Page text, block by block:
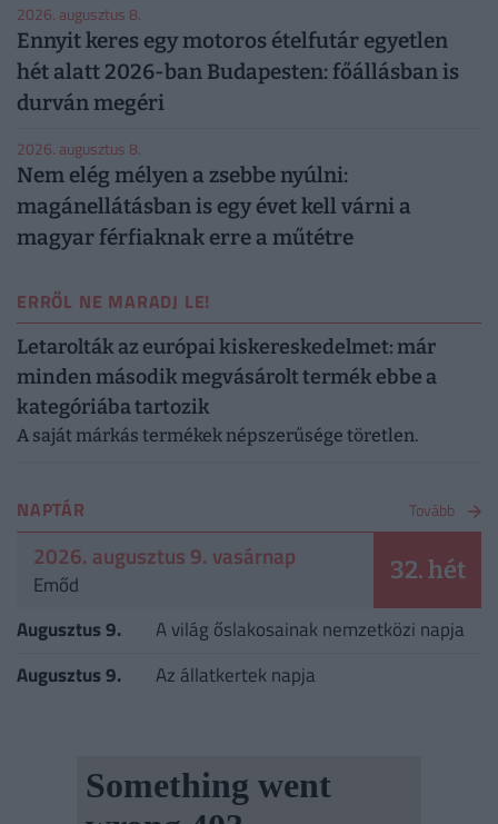
2026. augusztus 8.
Ennyit keres egy motoros ételfutár egyetlen
hét alatt 2026-ban Budapesten: főállásban is
durván megéri
2026. augusztus 8.
Nem elég mélyen a zsebbe nyúlni:
magánellátásban is egy évet kell várni a
magyar férfiaknak erre a műtétre
ERRŐL NE MARADJ LE!
Letarolták az európai kiskereskedelmet: már
minden második megvásárolt termék ebbe a
kategóriába tartozik
A saját márkás termékek népszerűsége töretlen.
NAPTÁR Tovább
2026. augusztus 9. vasárnap
Emőd 32. hét
Augusztus 9.
A világ őslakosainak nemzetközi napja
Augusztus 9.
Az állatkertek napja